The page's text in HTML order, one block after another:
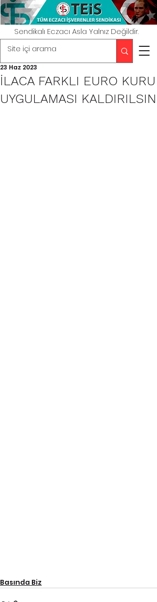
Sendikalı Eczacı Asla Yalnız Değildir.
İLACA FARKLI EURO KURU
UYGULAMASI KALDIRILSIN
23 Haz 2023
Basında Biz